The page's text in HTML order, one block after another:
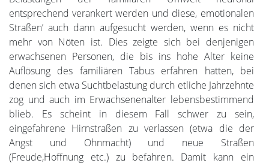
entsprechend verankert werden und diese‚ emotionalen
Straßen’ auch dann aufgesucht werden, wenn es nicht
mehr von Nöten ist. Dies zeigte sich bei denjenigen
erwachsenen Personen, die bis ins hohe Alter keine
Auflösung des familiären Tabus erfahren hatten, bei
denen sich etwa Suchtbelastung durch etliche Jahrzehnte
zog und auch im Erwachsenenalter lebensbestimmend
blieb. Es scheint in diesem Fall schwer zu sein,
eingefahrene Hirnstraßen zu verlassen (etwa die der
Angst und Ohnmacht) und neue Straßen
(Freude,Hoffnung etc.) zu befahren. Damit kann ein